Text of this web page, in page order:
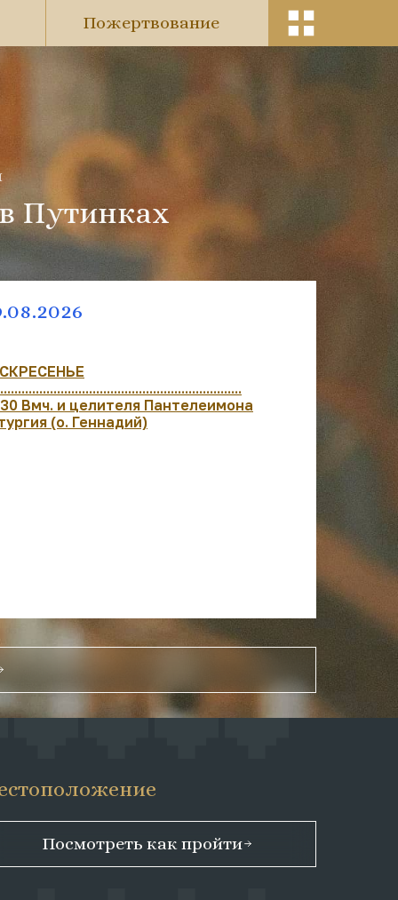
Пожертвование
Путинках
Вмч. и целителя Пантелеимона
(о. Геннадий)
07:30
Посмотреть как пройти